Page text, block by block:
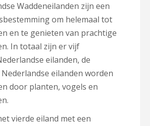
Waddeneilanden zijn een
om helemaal tot
en te genieten van prachtige
In totaal zijn er vijf
eilanden, de
eilanden worden
door planten, vogels en
vierde eiland met een